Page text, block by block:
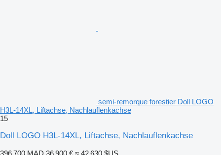
semi-remorque forestier Doll LOGO
H3L-14XL, Liftachse, Nachlauflenkachse
15
Doll LOGO H3L-14XL, Liftachse, Nachlauflenkachse
396 700 MAD 36 900 € ≈ 42 630 $US